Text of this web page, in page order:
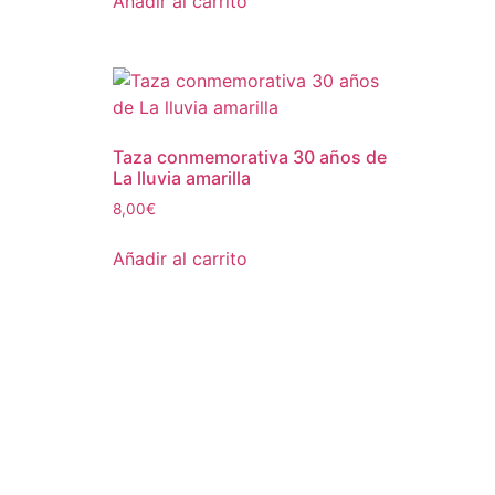
Taza conmemorativa 30 años de
La lluvia amarilla
8,00€
Añadir al carrito